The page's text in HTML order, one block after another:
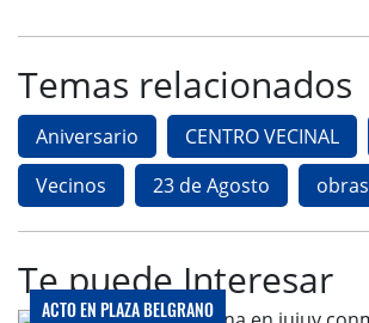
Temas relacionados
Aniversario CENTRO VECINAL
Vecinos
23 de Agosto obras
Te puede Interesar
ACTO EN PLAZA BELGRANO